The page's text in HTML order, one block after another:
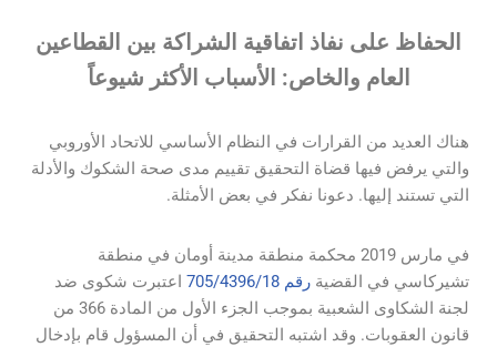
الحفاظ على نفاذ اتفاقية الشراكة بين القطاعين
العام والخاص: الأسباب الأكثر شيوعاً
هناك العديد من القرارات في النظام الأساسي للاتحاد الأوروبي
والتي يرفض فيها قضاة التحقيق تقييم مدى صحة الشكوك والأدلة
التي تستند إليها. دعونا نفكر في بعض الأمثلة.
في مارس 2019 محكمة منطقة مدينة أومان في منطقة
تشيركاسي في القضية رقم 705/4396/18
اعتبرت شكوى ضد
لجنة الشكاوى الشعبية بموجب الجزء الأول من المادة 366 من
قانون العقوبات. وقد اشتبه التحقيق في أن المسؤول قام بإدخال